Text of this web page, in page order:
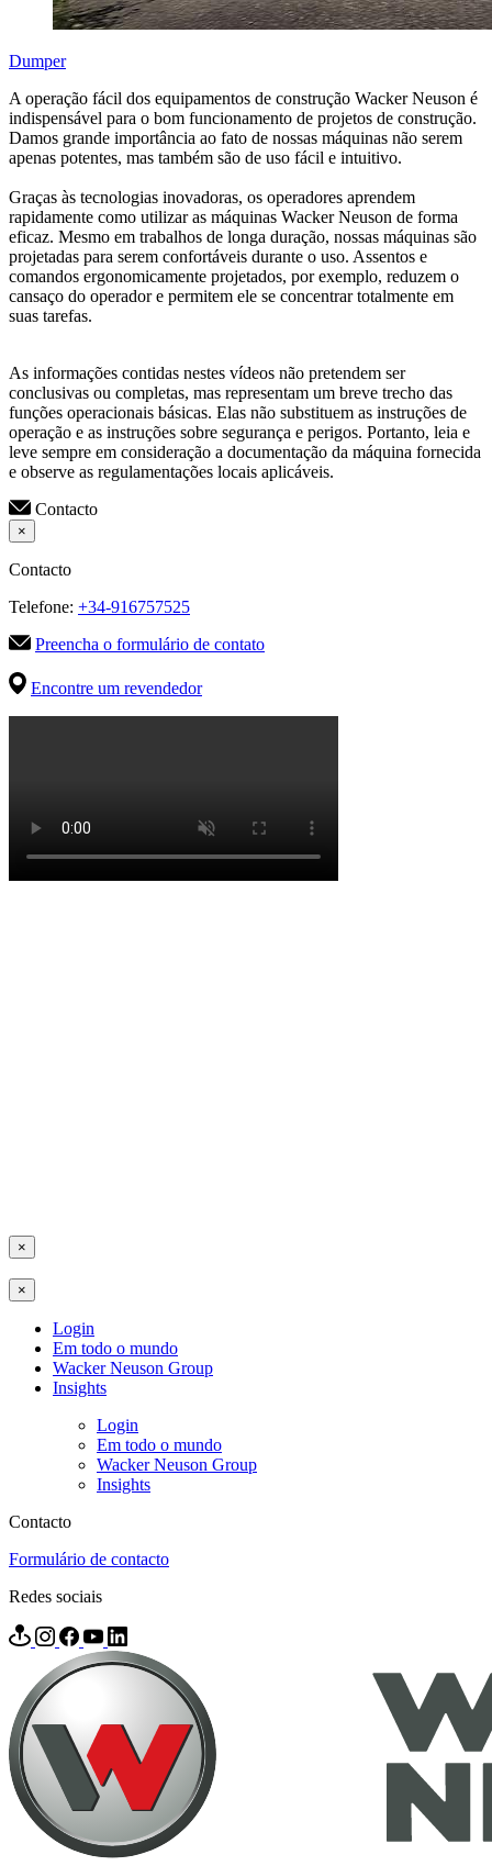
Dumper
A operação fácil dos equipamentos de construção Wacker Neuson é
indispensável para o bom funcionamento de projetos de construção.
Damos grande importância ao fato de nossas máquinas não serem
apenas potentes, mas também são de uso fácil e intuitivo.
Graças às tecnologias inovadoras, os operadores aprendem
rapidamente como utilizar as máquinas Wacker Neuson de forma
eficaz. Mesmo em trabalhos de longa duração, nossas máquinas são
projetadas para serem confortáveis durante o uso. Assentos e
comandos ergonomicamente projetados, por exemplo, reduzem o
cansaço do operador e permitem ele se concentrar totalmente em
suas tarefas.
As informações contidas nestes vídeos não pretendem ser
conclusivas ou completas, mas representam um breve trecho das
funções operacionais básicas. Elas não substituem as instruções de
operação e as instruções sobre segurança e perigos. Portanto, leia e
leve sempre em consideração a documentação da máquina fornecida
e observe as regulamentações locais aplicáveis.
Contacto
×
Contacto
Telefone: +34-916757525
Preencha o formulário de contato
Encontre um revendedor
×
×
Login
Em todo o mundo
Wacker Neuson Group
Insights
Login
Em todo o mundo
Wacker Neuson Group
Insights
Contacto
Formulário de contacto
Redes sociais